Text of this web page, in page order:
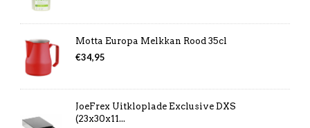
Motta Europa Melkkan Rood 35cl
€34,95
JoeFrex Uitkloplade Exclusive DXS
(23x30x11...